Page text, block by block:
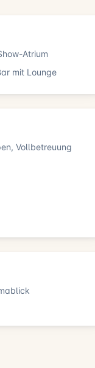
Atrium
mit Lounge
Vollbetreuung